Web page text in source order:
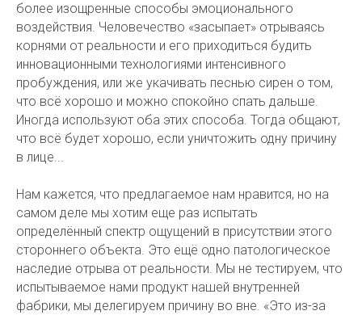
более изощренные способы эмоционального
воздействия. Человечество «засыпает» отрываясь
корнями от реальности и его приходиться будить
инновационными технологиями интенсивного
пробуждения, или же укачивать песнью сирен о том,
что всё хорошо и можно спокойно спать дальше.
Иногда используют оба этих способа. Тогда общают,
что всё будет хорошо, если уничтожить одну причину
в лице...
Нам кажется, что предлагаемое нам нравится, но на
самом деле мы хотим еще раз испытать
определённый спектр ощущений в присутствии этого
стороннего объекта. Это ещё одно патологическое
наследие отрыва от реальности. Мы не тестируем, что
испытываемое нами продукт нашей внутренней
фабрики, мы делегируем причину во вне. «Это из-за